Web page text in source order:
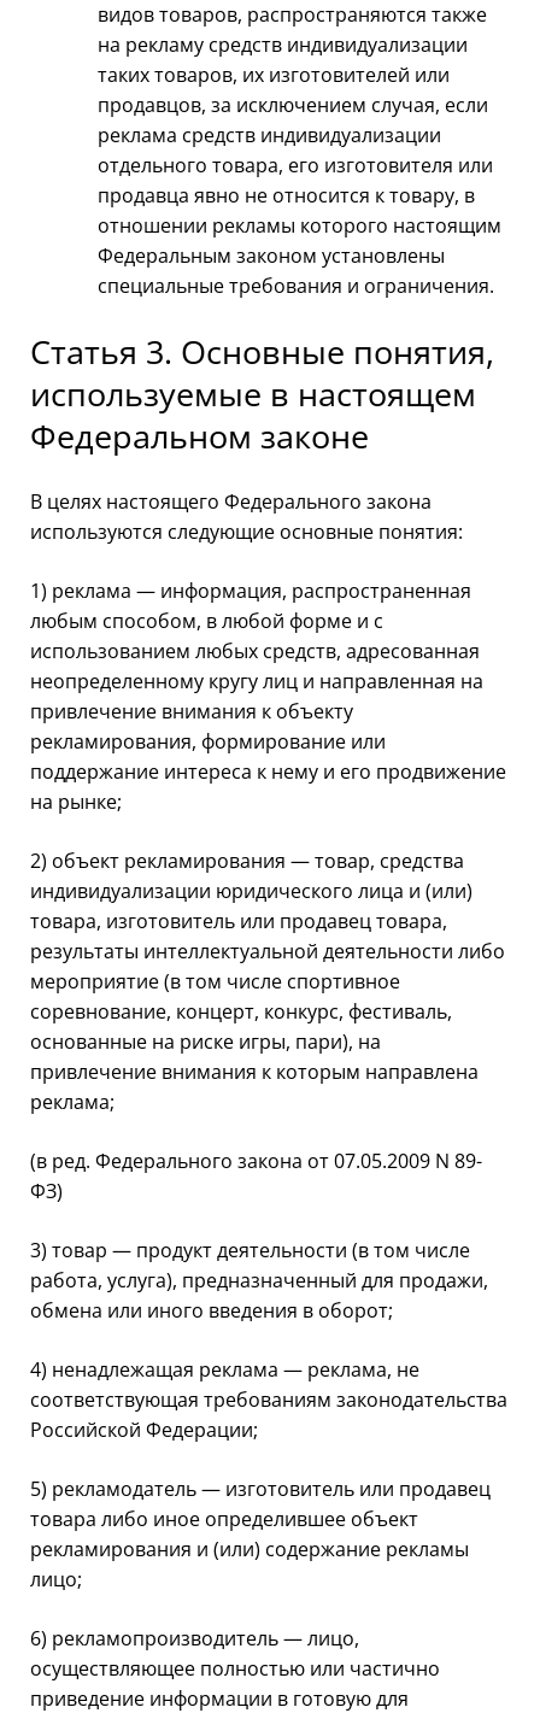
видов товаров, распространяются также
на рекламу средств индивидуализации
таких товаров, их изготовителей или
продавцов, за исключением случая, если
реклама средств индивидуализации
отдельного товара, его изготовителя или
продавца явно не относится к товару, в
отношении рекламы которого настоящим
Федеральным законом установлены
специальные требования и ограничения.
Статья 3. Основные понятия,
используемые в настоящем
Федеральном законе
В целях настоящего Федерального закона
используются следующие основные понятия:
1) реклама — информация, распространенная
любым способом, в любой форме и с
использованием любых средств, адресованная
неопределенному кругу лиц и направленная на
привлечение внимания к объекту
рекламирования, формирование или
поддержание интереса к нему и его продвижение
на рынке;
2) объект рекламирования — товар, средства
индивидуализации юридического лица и (или)
товара, изготовитель или продавец товара,
результаты интеллектуальной деятельности либо
мероприятие (в том числе спортивное
соревнование, концерт, конкурс, фестиваль,
основанные на риске игры, пари), на
привлечение внимания к которым направлена
реклама;
(в ред. Федерального закона от 07.05.2009 N 89-
ФЗ)
3) товар — продукт деятельности (в том числе
работа, услуга), предназначенный для продажи,
обмена или иного введения в оборот;
4) ненадлежащая реклама — реклама, не
соответствующая требованиям законодательства
Российской Федерации;
5) рекламодатель — изготовитель или продавец
товара либо иное определившее объект
рекламирования и (или) содержание рекламы
лицо;
6) рекламопроизводитель — лицо,
осуществляющее полностью или частично
приведение информации в готовую для